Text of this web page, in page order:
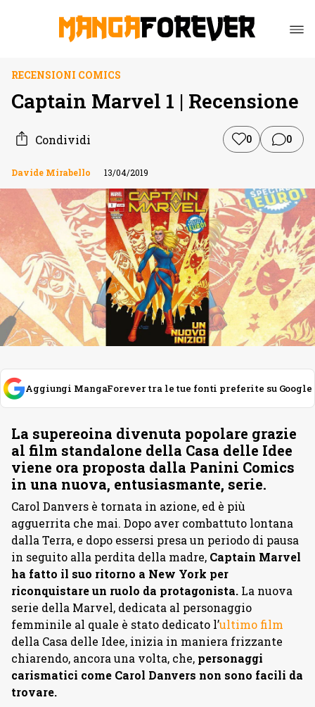
RECENSIONI COMICS
Captain Marvel 1 | Recensione
Condividi 0 0
Davide Mirabello 13/04/2019
Aggiungi MangaForever tra le tue fonti preferite su Google
La supereoina divenuta popolare grazie
al film standalone della Casa delle Idee
viene ora proposta dalla Panini Comics
in una nuova, entusiasmante, serie.
Carol Danvers è tornata in azione, ed è più
agguerrita che mai. Dopo aver combattuto lontana
dalla Terra, e dopo essersi presa un periodo di pausa
in seguito alla perdita della madre, Captain Marvel
ha fatto il suo ritorno a New York per
riconquistare un ruolo da protagonista. La nuova
serie della Marvel, dedicata al personaggio
femminile al quale è stato dedicato l’ultimo film
della Casa delle Idee, inizia in maniera frizzante
chiarendo, ancora una volta, che, personaggi
carismatici come Carol Danvers non sono facili da
trovare.